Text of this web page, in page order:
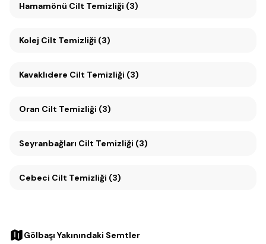
Hamamönü Cilt Temizliği (3)
Kolej Cilt Temizliği (3)
Kavaklıdere Cilt Temizliği (3)
Oran Cilt Temizliği (3)
Seyranbağları Cilt Temizliği (3)
Cebeci Cilt Temizliği (3)
Gölbaşı Yakınındaki Semtler